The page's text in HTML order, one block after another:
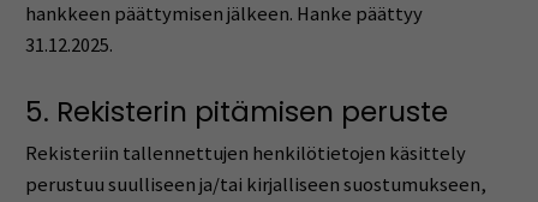
hankkeen päättymisen jälkeen. Hanke päättyy
31.12.2025.
5. Rekisterin pitämisen peruste
Rekisteriin tallennettujen henkilötietojen käsittely
perustuu suulliseen ja/tai kirjalliseen suostumukseen,